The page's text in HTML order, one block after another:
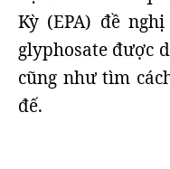
Kỳ (EPA) đề
glyphosate được
cũng như tìm
đế.